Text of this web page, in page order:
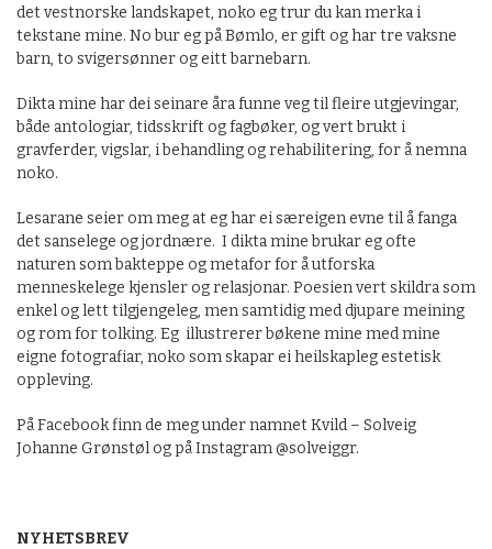
det vestnorske landskapet, noko eg trur du kan merka i
tekstane mine. No bur eg på Bømlo, er gift og har tre vaksne
barn, to svigersønner og eitt barnebarn.
Dikta mine har dei seinare åra funne veg til fleire utgjevingar,
både antologiar, tidsskrift og fagbøker, og vert brukt i
gravferder, vigslar, i behandling og rehabilitering, for å nemna
noko.
Lesarane seier om meg at eg har ei særeigen evne til å fanga
det sanselege og jordnære. I dikta mine brukar eg ofte
naturen som bakteppe og metafor for å utforska
menneskelege kjensler og relasjonar. Poesien vert skildra som
enkel og lett tilgjengeleg, men samtidig med djupare meining
og rom for tolking. Eg illustrerer bøkene mine med mine
eigne fotografiar, noko som skapar ei heilskapleg estetisk
oppleving.
På Facebook finn de meg under namnet Kvild – Solveig
Johanne Grønstøl og på Instagram @solveiggr.
NYHETSBREV